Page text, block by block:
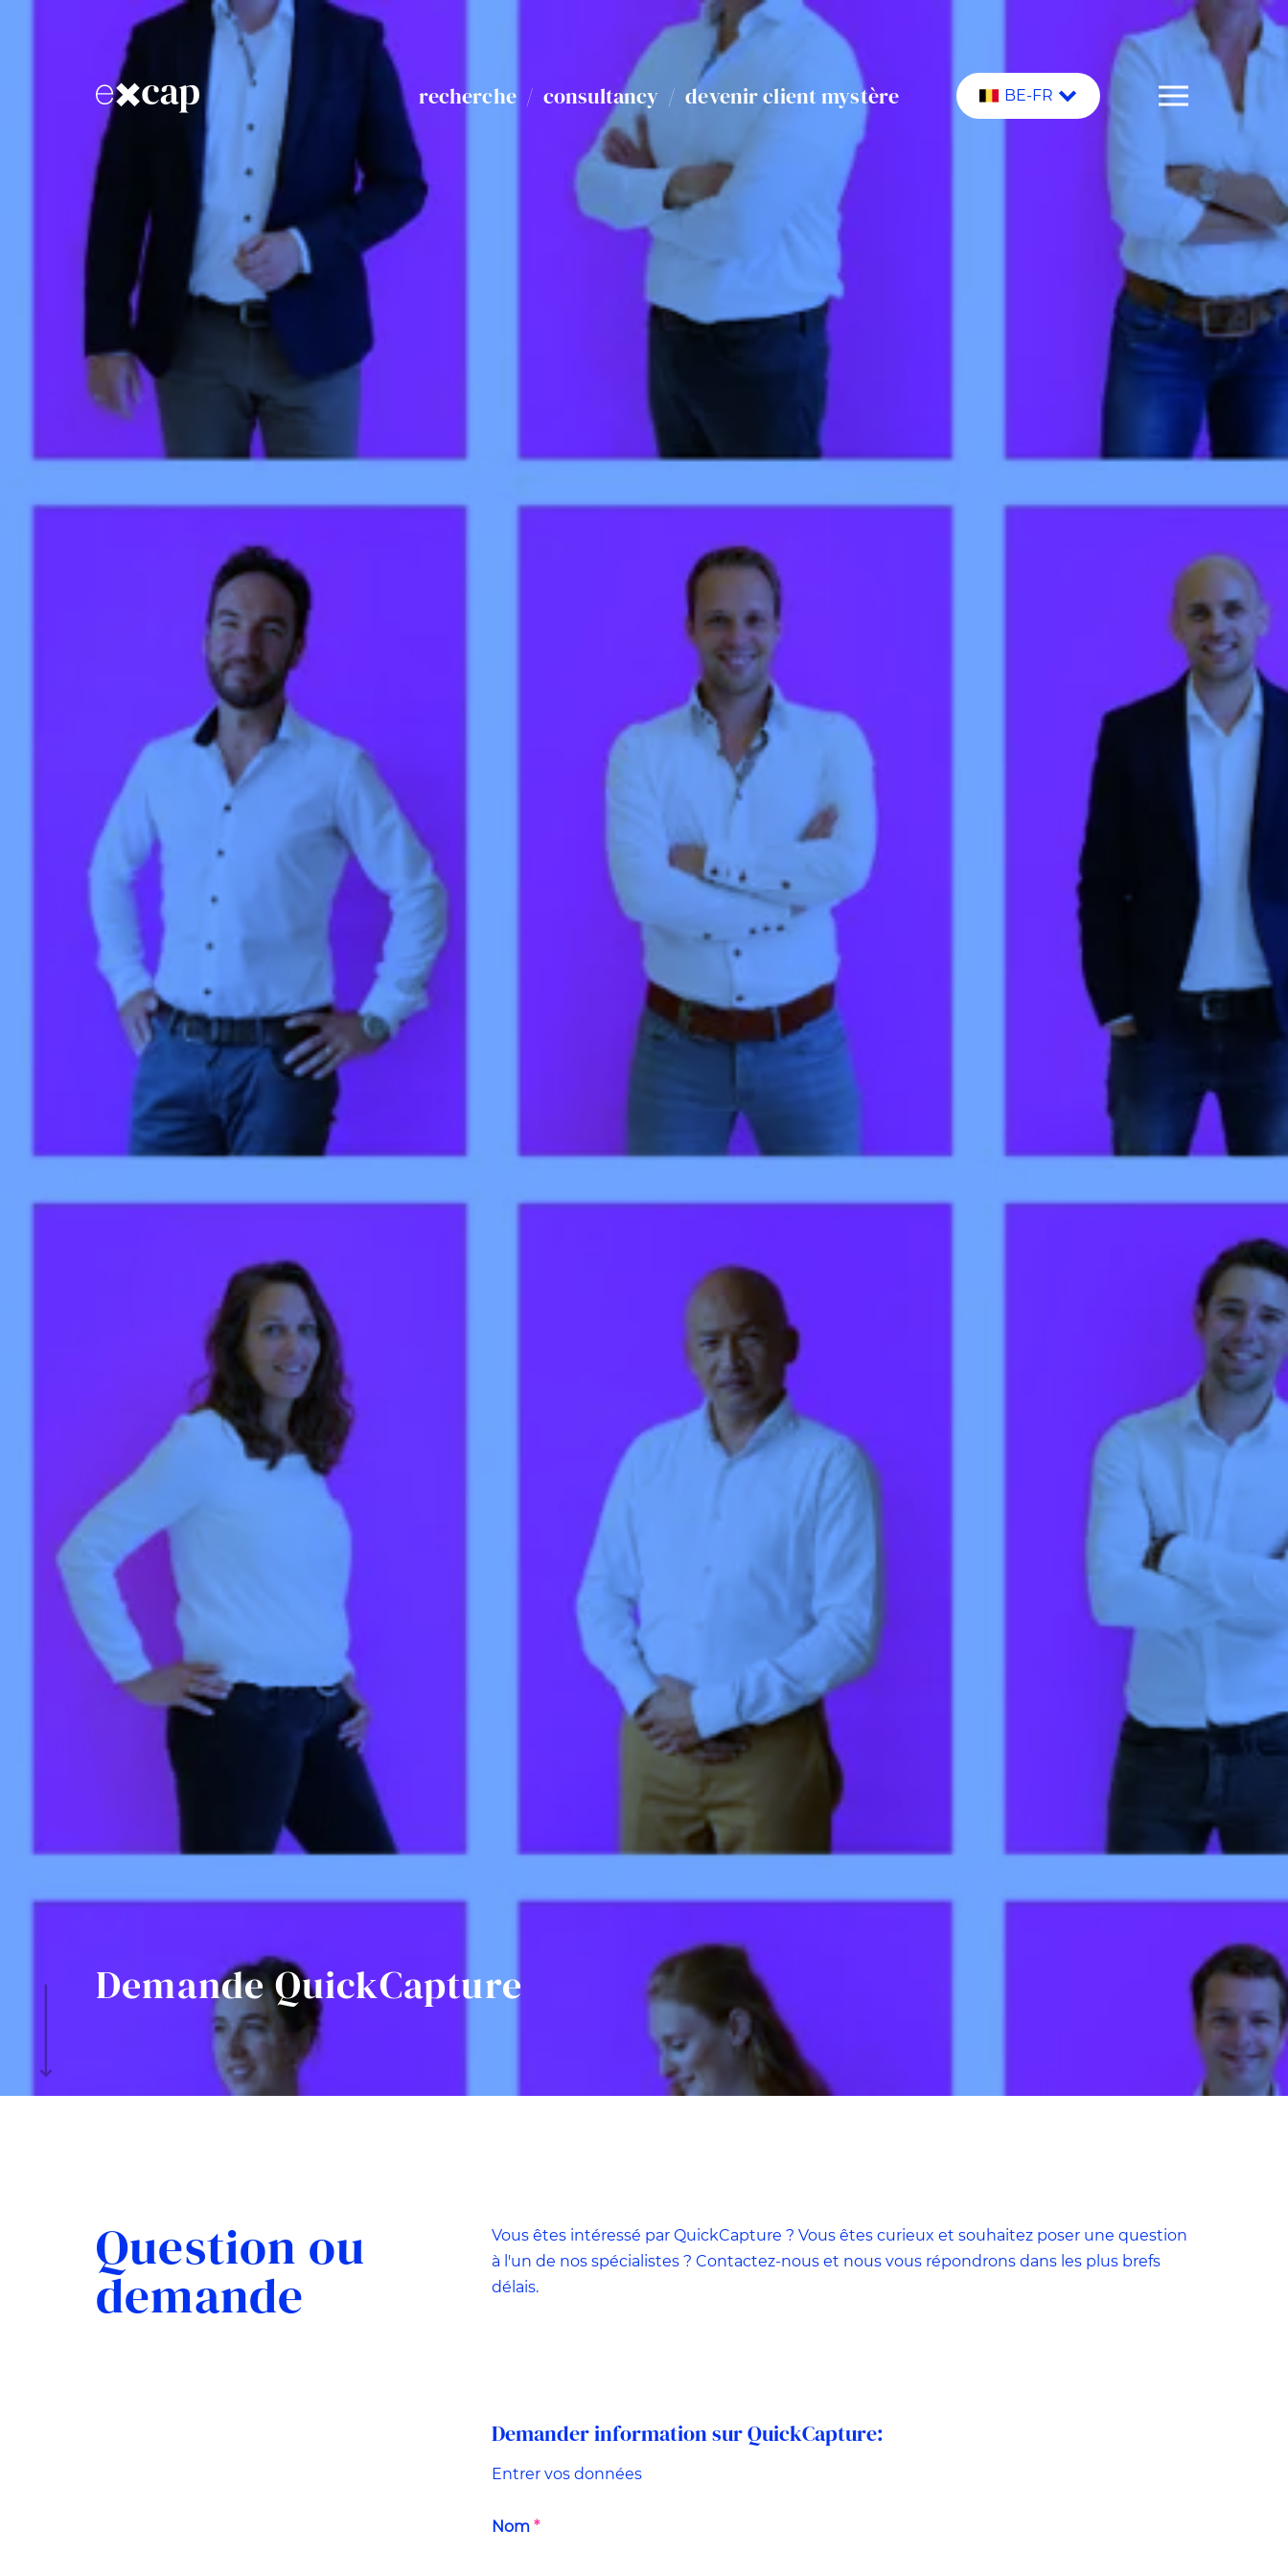
recherche / consultancy / devenir client mystère BE-FR
Demande QuickCapture
Question ou
demande
Vous êtes intéressé par QuickCapture ? Vous êtes curieux et souhaitez poser une question
à l'un de nos spécialistes ? Contactez-nous et nous vous répondrons dans les plus brefs
délais.
Demander information sur QuickCapture:
Entrer vos données
Nom*
Cookies strictement nécessaires
Nous avons au moins besoin de ces cookies pour vous
proposer du contenu.
éléments à modifier.
adressons au groupe cible visé et que nos publicités atteignent